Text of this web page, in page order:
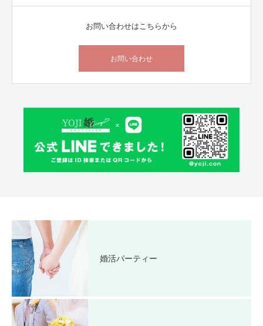
お問い合わせはこちらから
お問い合わせ
婚活パーティー